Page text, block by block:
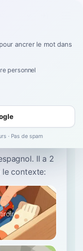
. Il a 2
contexte:
ancrer le mot dans
personnel
· Pas de spam